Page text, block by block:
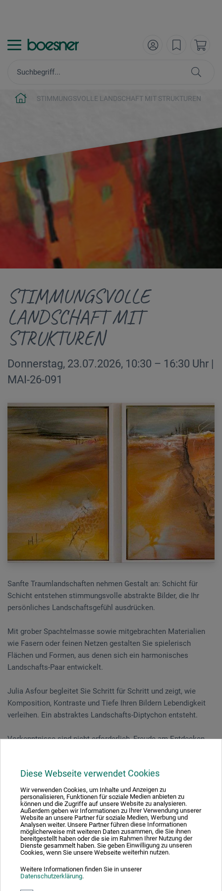
Diese Webseite verwendet Cookies
Wir verwenden Cookies, um Inhalte und Anzeigen zu
personalisieren, Funktionen für soziale Medien anbieten zu
können und die Zugriffe auf unsere Website zu analysieren.
Außerdem geben wir Informationen zu Ihrer Verwendung unserer
Website an unsere Partner für soziale Medien, Werbung und
Analysen weiter. Unsere Partner führen diese Informationen
möglicherweise mit weiteren Daten zusammen, die Sie ihnen
bereitgestellt haben oder die sie im Rahmen Ihrer Nutzung der
Dienste gesammelt haben. Sie geben Einwilligung zu unseren
Cookies, wenn Sie unsere Webseite weiterhin nutzen.
Weitere Informationen finden Sie in unserer
Datenschutzerklärung.
STIMMUNGSVOLLE LANDSCHAFT MIT STRUKTUREN
STIMMUNGSVOLLE
LANDSCHAFT MIT
STRUKTUREN
Donnerstag, 23.07.2026, 10:30 – 16:30 Uhr |
MAI-26-091
Sanfte Traumlandschaften nehmen Gestalt an: Schicht für
Schicht entstehen stimmungsvolle abstrakte Bilder, die Ihr
persönliches Landschaftsgefühl ausdrücken.
Mit grober Spachtelmasse sowie mitgebrachten Materialien
wie Fasern oder feinen Netzen gestalten Sie spielerisch
Flächen und Formen, aus denen sich ein harmonisches
Landschafts-Paar entwickelt.
Julia Asfour begleitet Sie Schritt für Schritt und zeigt, wie
Komposition, Kontraste und Tiefe Ihren Bildern Lebendigkeit
verleihen. Ein abstraktes Landschafts-Diptychon entsteht.
Vorkenntnisse sind nicht erforderlich, Freude am Entdecken
Veranstaltungsdatum
23. Jul. 2026
10:30 - 16:30 Uhr
Sie schauen derzeitig auf eine vergangene
Veranstaltung